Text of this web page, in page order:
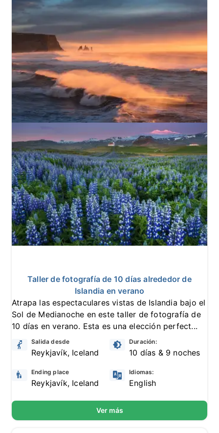
Taller de fotografía de 10 días alrededor de
Islandia en verano
Atrapa las espectaculares vistas de Islandia bajo el
Sol de Medianoche en este taller de fotografía de
10 días en verano. Esta es una elección perfect...
Salida desde
Reykjavík, Iceland
Duración:
10 días & 9 noches
Ending place
Reykjavík, Iceland
Idiomas:
English
Ver más